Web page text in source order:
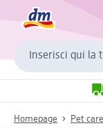
Inserisci qui la
Homepage Pet care